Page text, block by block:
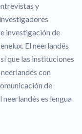
y
investigación de
El neerlandés
que las instituciones
con
de
es lengua